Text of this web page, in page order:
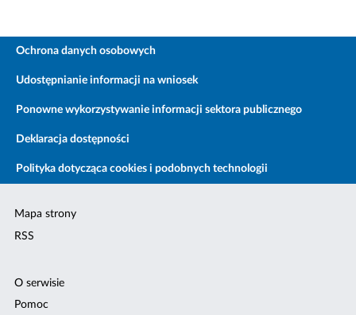
Ochrona danych osobowych
Udostępnianie informacji na wniosek
Ponowne wykorzystywanie informacji sektora publicznego
Deklaracja dostępności
Polityka dotycząca cookies i podobnych technologii
Mapa strony
RSS
O serwisie
Pomoc